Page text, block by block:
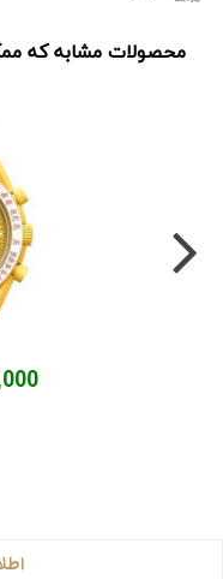
محصولات مشابه که